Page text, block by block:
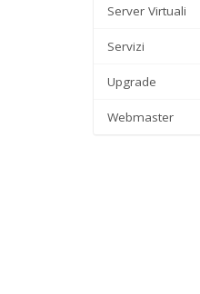
Server Virtuali
Servizi
Upgrade
Webmaster